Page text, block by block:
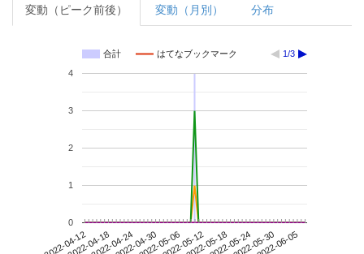
変動（ピーク前後） 変動（月別） 分布
合計 はてなブックマーク 1/3
2022-04-122022-04-182022-04-242022-04-302022-05-062022-05-122022-05-182022-05-242022-05-302022-06-05
0
1
2
3
4